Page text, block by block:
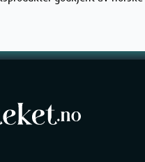
hårfjerning eller barbering
av flyreiser og
lange reiser